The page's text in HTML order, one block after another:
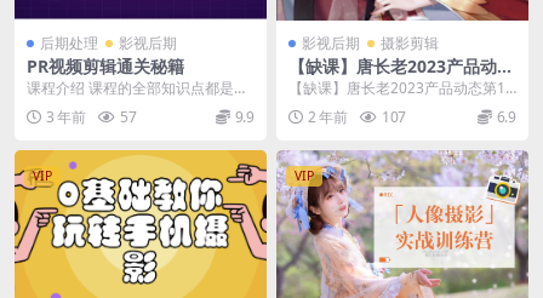
后期处理 影视后期
PR视频剪辑通关秘籍
课程介绍 课程的全部知识点都是结
合实际案例讲解，学一集就能掌握
一种类型的剪辑。把...
3 年前 57 9.9
影视后期 摄影剪辑
【缺课】唐长老2023产品动态
第1期【画质高清有部分素
材】
【缺课】唐长老2023产品动态第1
期【画质高清有部分素材】 课程信
息介绍 【说明...
2 年前 107 6.9
VIP VIP